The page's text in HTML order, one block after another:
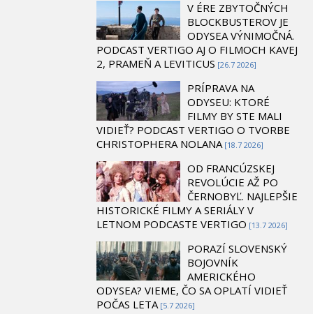
V ÉRE ZBYTOČNÝCH
BLOCKBUSTEROV JE
ODYSEA VÝNIMOČNÁ.
PODCAST VERTIGO AJ O FILMOCH KAVEJ
2, PRAMEŇ A LEVITICUS [26.7 2026]
PRÍPRAVA NA
ODYSEU: KTORÉ
FILMY BY STE MALI
VIDIEŤ? PODCAST VERTIGO O TVORBE
CHRISTOPHERA NOLANA [18.7 2026]
OD FRANCÚZSKEJ
REVOLÚCIE AŽ PO
ČERNOBYĽ. NAJLEPŠIE
HISTORICKÉ FILMY A SERIÁLY V
LETNOM PODCASTE VERTIGO [13.7 2026]
PORAZÍ SLOVENSKÝ
BOJOVNÍK
AMERICKÉHO
ODYSEA? VIEME, ČO SA OPLATÍ VIDIEŤ
POČAS LETA [5.7 2026]